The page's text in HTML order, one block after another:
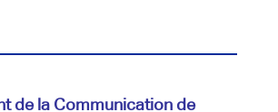
de la Communication de